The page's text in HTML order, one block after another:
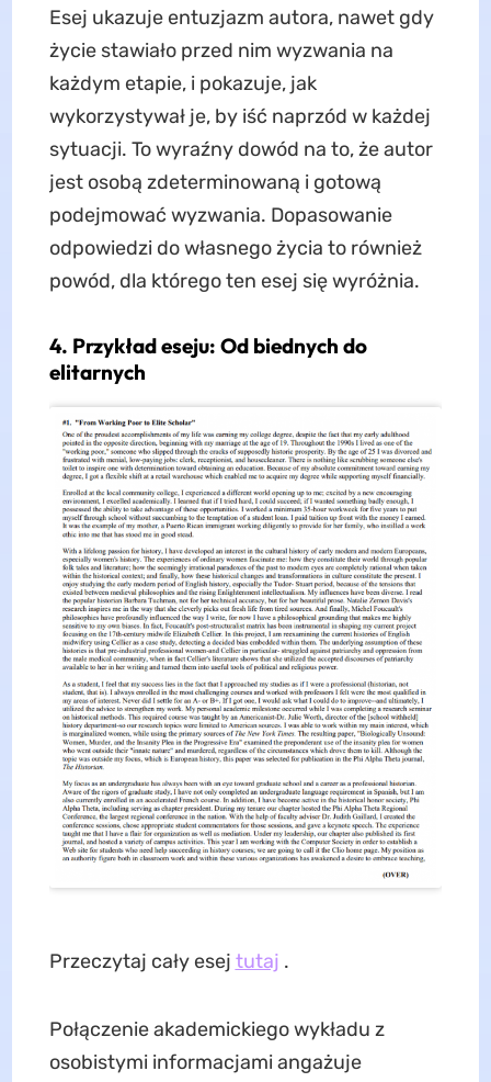
Esej ukazuje entuzjazm autora, nawet gdy
życie stawiało przed nim wyzwania na
każdym etapie, i pokazuje, jak
wykorzystywał je, by iść naprzód w każdej
sytuacji. To wyraźny dowód na to, że autor
jest osobą zdeterminowaną i gotową
podejmować wyzwania. Dopasowanie
odpowiedzi do własnego życia to również
powód, dla którego ten esej się wyróżnia.
4. Przykład eseju: Od biednych do
elitarnych
Przeczytaj cały esej tutaj .
Połączenie akademickiego wykładu z
osobistymi informacjami angażuje